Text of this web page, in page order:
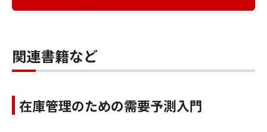
関連書籍など
在庫管理のための需要予測入門